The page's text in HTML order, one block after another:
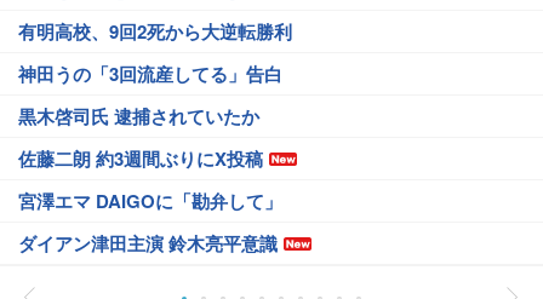
有明高校、9回2死から大逆転勝利
神田うの「3回流産してる」告白
黒木啓司氏 逮捕されていたか
佐藤二朗 約3週間ぶりにX投稿
宮澤エマ DAIGOに「勘弁して」
ダイアン津田主演 鈴木亮平意識